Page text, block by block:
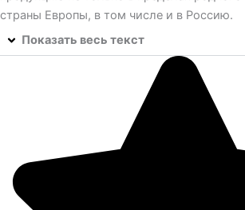
страны Европы, в том числе и в Россию.
Показать весь текст